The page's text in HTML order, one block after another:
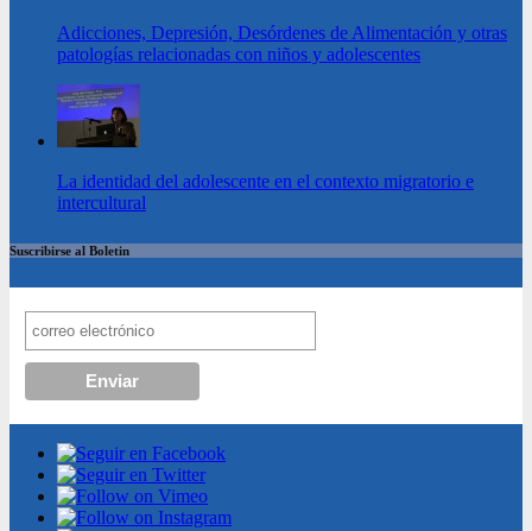
Adicciones, Depresión, Desórdenes de Alimentación y otras
patologías relacionadas con niños y adolescentes
La identidad del adolescente en el contexto migratorio e
intercultural
Suscribirse al Boletin